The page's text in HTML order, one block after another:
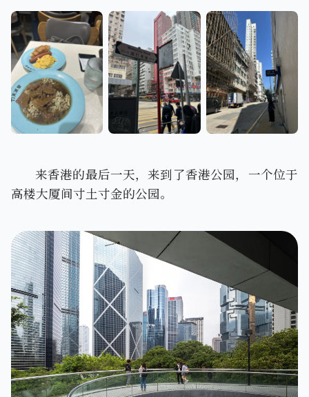
冰室早餐
窝打老道同弥敦道路
口
窝打老道附近
来香港的最后一天，来到了香港公园，一个位于
高楼大厦间寸土寸金的公园。